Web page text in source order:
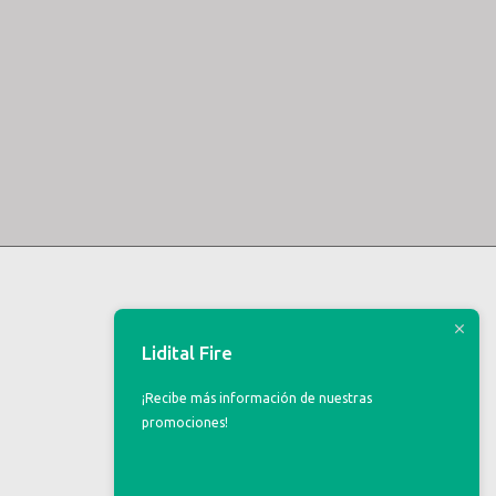
Lidital Fire
¡Recibe más información de nuestras
promociones!